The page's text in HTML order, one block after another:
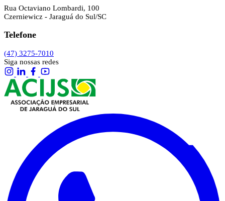
Rua Octaviano Lombardi, 100
Czerniewicz - Jaraguá do Sul/SC
Telefone
(47) 3275-7010
Siga nossas redes